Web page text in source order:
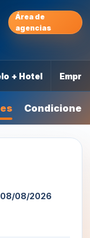
Área de
agencias
+ Hotel
Condiciones
08/2026